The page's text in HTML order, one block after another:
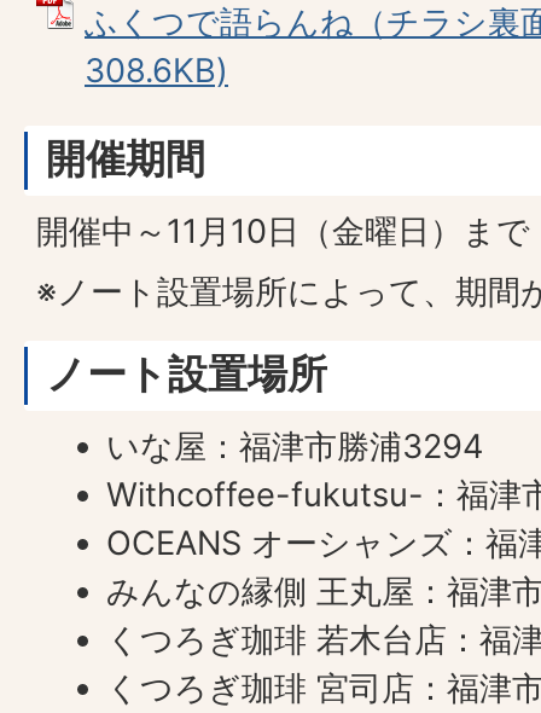
ふくつで語らんね（チラシ裏
308.6KB)
開催期間
開催中～11月10日（金曜日）まで
※ノート設置場所によって、期間
ノート設置場所
いな屋：福津市勝浦3294
Withcoffee-fukutsu-：福津
OCEANS オーシャンズ：福
みんなの縁側 王丸屋：福津
くつろぎ珈琲 若木台店：福
くつろぎ珈琲 宮司店：福津